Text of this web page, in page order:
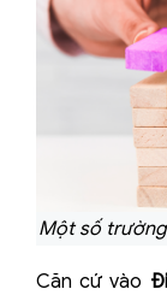
Một số
Căn cứ vào